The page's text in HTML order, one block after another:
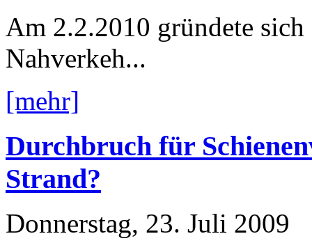
Am 2.2.2010 gründete sich
Nahverkeh...
[mehr]
Durchbruch für
Strand?
Donnerstag, 23. Juli 2009